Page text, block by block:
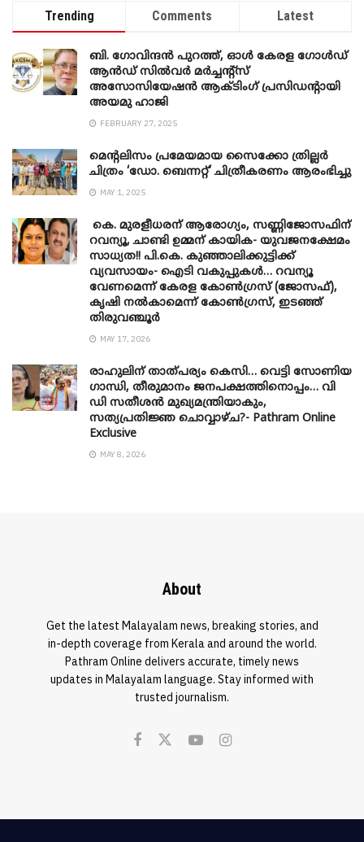
Trending Comments Latest
ബി. ​ഗോവിന്ദൻ പുറത്ത്, ഓൾ കേരള ഗോൾഡ്
ആൻഡ് സിൽവർ മർച്ചന്റ്സ്
അസോസിയേഷൻ ആക്ടിംഗ് പ്രസിഡന്റായി
അയമു ഹാജി
FEBRUARY 27, 2025
മെന്‍റലിസം പ്രമേയമായ സൈക്കോ ത്രില്ലർ
ചിത്രം ‘ഡോ. ബെന്നറ്റ്’ ചിത്രീകരണം ആരംഭിച്ചു
MAY 1, 2025
കെ. മുരളീധരന് ആരോഗ്യം, സണ്ണിജോസഫിന്
റവന്യൂ, ചാണ്ടി ഉമ്മന് കായിക- യുവജനക്ഷേമം
സാധ്യത!! പി.കെ. കുഞ്ഞാലിക്കുട്ടിക്ക്
വ്യവസായം- ഐടി വകുപ്പുകൾ… റവന്യൂ
വേണമെന്ന് കേരള കോൺഗ്രസ് (ജോസഫ്),
കൃഷി നൽകാമെന്ന് കോൺഗ്രസ്, ഇടഞ്ഞ്
തിരുവഞ്ചൂർ
MAY 17, 2026
രാഹുലിന് താത്പര്യം കെസി… വെട്ടി സോണിയ
​ഗാന്ധി, തീരുമാനം ജനപക്ഷത്തിനൊപ്പം… വി
ഡി സതീശൻ മുഖ്യമന്ത്രിയാകും,
സത്യപ്രതിജ്ഞ ചൊവ്വാഴ്ച?- Pathram Online
Exclusive
MAY 8, 2026
About
Get the latest Malayalam news, breaking stories, and
in-depth coverage from Kerala and around the world.
Pathram Online delivers accurate, timely news
updates in Malayalam language. Stay informed with
trusted journalism.